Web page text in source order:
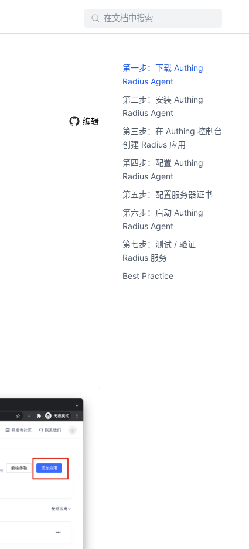
编辑
第一步：下载 Authing
Radius Agent
第二步：安装 Authing
Radius Agent
第三步：在 Authing 控制台
创建 Radius 应用
第四步：配置 Authing
Radius Agent
第五步：配置服务器证书
第六步：启动 Authing
Radius Agent
第七步：测试 / 验证
Radius 服务
Best Practice